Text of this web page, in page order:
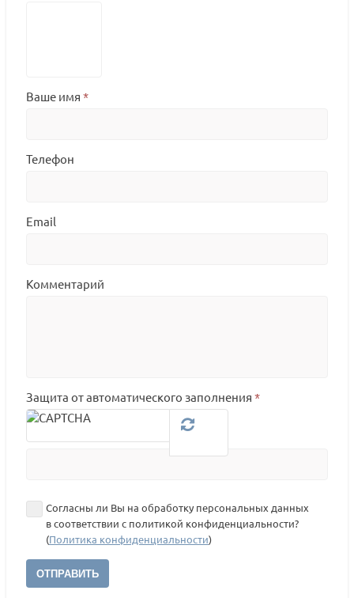
Ваше имя *
Телефон
Email
Комментарий
Защита от автоматического заполнения *
Согласны ли Вы на обработку персональных данных
в соответствии с политикой конфиденциальности?
(Политика конфиденциальности)
ОТПРАВИТЬ